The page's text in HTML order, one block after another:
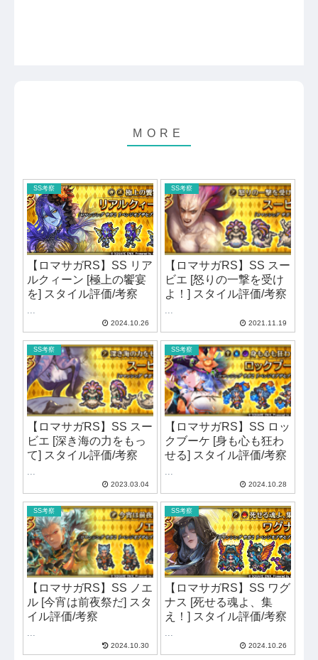
SS考察
【ロマサガRS】SS リア
ルクィーン [極上の饗宴
を] スタイル評価/考察
2024.10.26
SS考察
【ロマサガRS】SS スー
ビエ [怒りの一撃を受け
よ！] スタイル評価/考察
2021.11.19
SS考察
【ロマサガRS】SS スー
ビエ [深き海の力をもっ
て] スタイル評価/考察
2023.03.04
SS考察
【ロマサガRS】SS ロッ
クブーケ [身も心も狂わ
せる] スタイル評価/考察
2024.10.28
SS考察
【ロマサガRS】SS ノエ
ル [今宵は前夜祭だ] スタ
イル評価/考察
2024.10.30
SS考察
【ロマサガRS】SS ワグ
ナス [死せる魂よ、集
え！] スタイル評価/考察
2024.10.26